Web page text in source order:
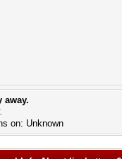
away.
on: Unknown